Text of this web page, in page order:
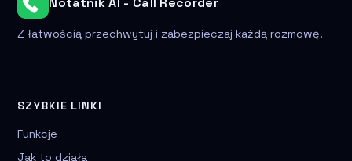
Z łatwością przechwytuj i zabezpieczaj każdą rozmowę.
SZYBKIE LINKI
Funkcje
Jak to działa